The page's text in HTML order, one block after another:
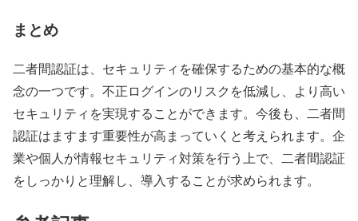
まとめ
二者間認証は、セキュリティを確保するための基本的な概
念の一つです。不正ログインのリスクを低減し、より高い
セキュリティを実現することができます。今後も、二者間
認証はますます重要性が高まっていくと考えられます。企
業や個人が情報セキュリティ対策を行う上で、二者間認証
をしっかりと理解し、導入することが求められます。